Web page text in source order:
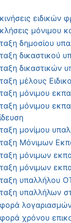
ειδικών
μόνιμου
δημοσίου
δικαστικού
δικαστικών
μέλους
μόνιμου
μόνιμου
μονίμου
Μόνιμων
μόνιμων
μόνιμων
υπαλλήλου
υπαλλήλων
λογαριασμών
χρόνου